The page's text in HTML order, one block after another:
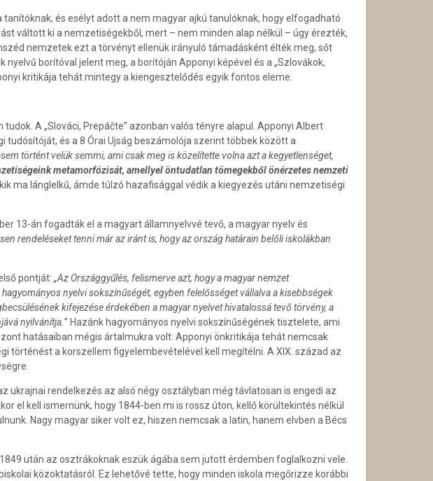
és esélyt adott a nem magyar ajkú tanulóknak, hogy elfogadható
váltott ki a nemzetiségekből, mert – nem minden alap nélkül – úgy érezték,
nemzetek ezt a törvényt ellenük irányuló támadásként élték meg, sőt
borítóval jelent meg, a borítóján Apponyi képével és a „Szlovákok,
kritikája tehát mintegy a kiengesztelődés egyik fontos eleme.
A „Slováci, Prepáčte” azonban valós tényre alapul. Apponyi Albert
és a 8 Órai Ujság beszámolója szerint többek között a
történt velük semmi, ami csak meg is közelítette volna azt a kegyetlenséget,
metamorfózisát, amellyel öntudatlan tömegekből önérzetes nemzeti
ma lánglelkű, ámde túlzó hazafisággal védik a kiegyezés utáni nemzetiségi
13-án fogadták el a magyart államnyelvvé tevő, a magyar nyelv és
rendeléseket tenni már az iránt is, hogy az ország határain belőli iskolákban
pontját: „Az Országgyűlés, felismerve azt, hogy a magyar nemzet
nyelvi sokszínűségét, egyben felelősséget vállalva a kisebbségek
kifejezése érdekében a magyar nyelvet hivatalossá tevő törvény, a
nyilvánítja. ” Hazánk hagyományos nyelvi sokszínűségének tisztelete, ami
hatásaiban mégis ártalmukra volt: Apponyi önkritikája tehát nemcsak
történést a korszellem figyelembevételével kell megítélni. A XIX. század az
ukrajnai rendelkezés az alsó négy osztályban még távlatosan is engedi az
el kell ismernünk, hogy 1844-ben mi is rossz úton, kellő körültekintés nélkül
Nagy magyar siker volt ez, hiszen nemcsak a latin, hanem elvben a Bécs
után az osztrákoknak eszük ágába sem jutott érdemben foglalkozni vele.
közoktatásról. Ez lehetővé tette, hogy minden iskola megőrizze korábbi